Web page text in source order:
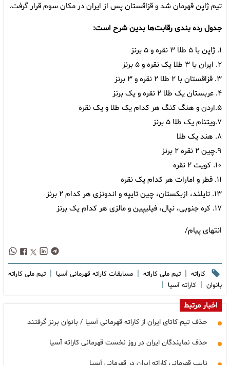
تیم ژاپن قهرمان شد و قزاقستان پس از ایران در مکان سوم قرار گرفت.
جدول رده بندی رقابت‌ها بدین شرح است:
۱. ژاپن با ۵ طلا ۳ نقره و ۵ برنز
۲. ایران با ۳ طلا یک نقره و ۵ برنز
۳. قزاقستان با ۲ طلا ۲ نقره و ۳ برنز
۴. عربستان یک طلا ۲ نقره و یک برنز
۵.اردن و هنگ کنگ هر کدام یک طلا و یک نقره
۷.ویتنام یک طلا ۵ برنز
۸. هند یک طلا
۹.چین ۲ نقره ۲ برنز
۱۰. کویت ۲ نقره
۱۱. قطر و امارات هر کدام یک نقره
۱۳‌. تایلند، ازبکستان، چین تایپه و اندونزی هر کدام ۲ برنز
۱۷. کره جنوبی، نپال، فیلیپین و مالزی هر کدام یک برنز
انتهای پیام/
کاراته | تیم ملی کاراته | مسابقات کاراته قهرمانی آسیا | تیم ملی کاراته
بانوان | کاراته آسیا |
اخبار مرتبط
حذف تیم کاتای ایران از کاراته قهرمانی آسیا / بانوان برنز گرفتند
حذف نمایندگان ایران در روز نخست قهرمانی کاراته آسیا
نایب قهرمانی کاراته ایران در قهرمانی آسیا